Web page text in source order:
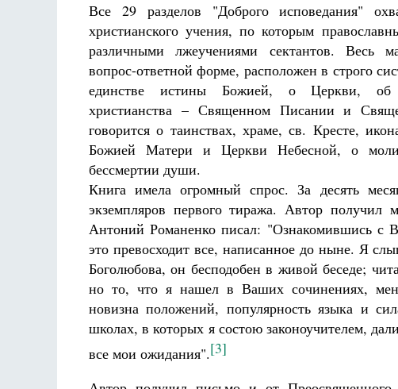
Все 29 разделов "Доброго исповедания"
христианского учения, по которым
различными лжеучениями сектантов. Весь
вопрос-ответной форме, расположен в строго
единстве истины Божией, о Церкви, об
христианства – Священном Писании и
говорится о таинствах, храме, св. Кресте,
Божией Матери и Церкви Небесной, о
бессмертии души.
Книга имела огромный спрос. За десять
экземпляров первого тиража. Автор получил
Антоний Романенко писал: "Ознакомившись с
это превосходит все, написанное до ныне. Я
Боголюбова, он бесподобен в живой беседе;
но то, что я нашел в Ваших сочинениях,
новизна положений, популярность языка и
школах, в которых я состою законоучителем,
все мои ожидания".[3]